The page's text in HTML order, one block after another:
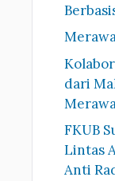
dari
FKUB
Lintas
Anti